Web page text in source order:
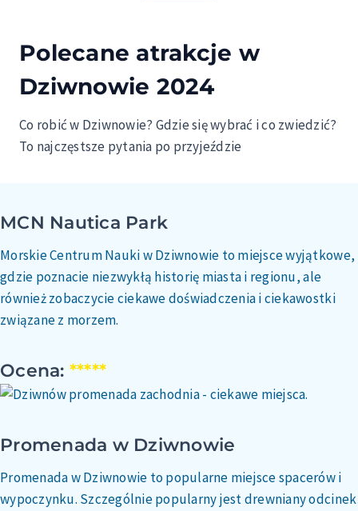
Polecane atrakcje w
Dziwnowie 2024
Co robić w Dziwnowie? Gdzie się wybrać i co zwiedzić?
To najczęstsze pytania po przyjeździe
MCN Nautica Park
Morskie Centrum Nauki w Dziwnowie to miejsce wyjątkowe,
gdzie poznacie niezwykłą historię miasta i regionu, ale
również zobaczycie ciekawe doświadczenia i ciekawostki
związane z morzem.
Ocena: *****
Promenada w Dziwnowie
Promenada w Dziwnowie to popularne miejsce spacerów i
wypoczynku. Szczególnie popularny jest drewniany odcinek